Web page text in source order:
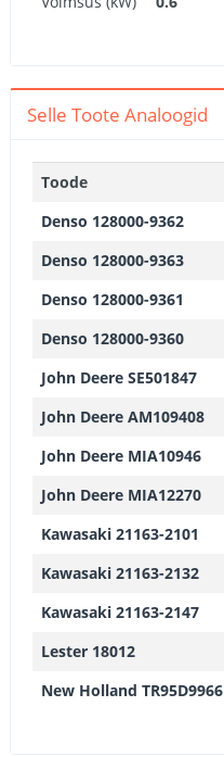
Selle Toote Analoogid
Toode
Denso 128000-9362
Denso 128000-9363
Denso 128000-9361
Denso 128000-9360
John Deere SE501847
John Deere AM109408
John Deere MIA10946
John Deere MIA12270
Kawasaki 21163-2101
Kawasaki 21163-2132
Kawasaki 21163-2147
Lester 18012
New Holland TR95D9966